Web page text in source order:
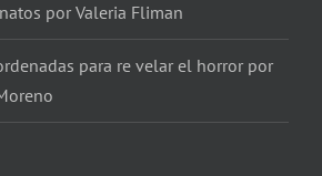
por Valeria Fliman
para re velar el horror por